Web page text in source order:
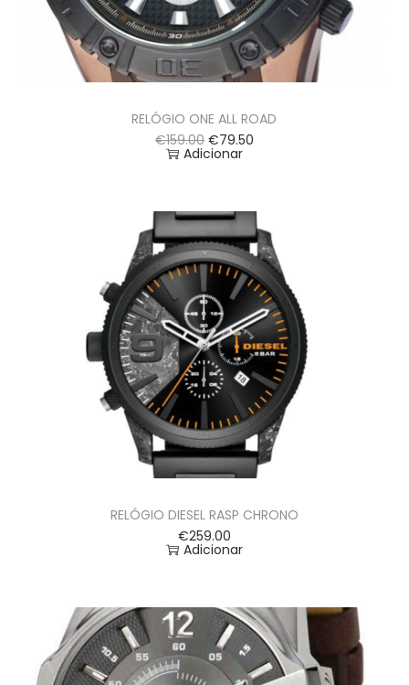
RELÓGIO ONE ALL ROAD
€159.00 €79.50
Adicionar
RELÓGIO DIESEL RASP CHRONO
€259.00
Adicionar